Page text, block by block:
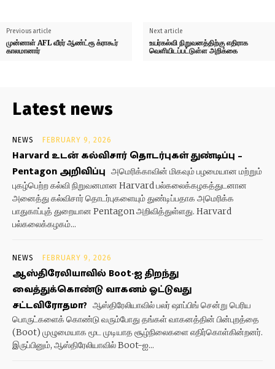
Previous article
முன்னாள் AFL வீரர் ஆண்ட்ரூ க்ராகூர்
காலமானார்
Next article
உயர்கல்வி நிறுவனத்திற்கு எதிராக
வெளியிடப்பட்டுள்ள அறிக்கை
Latest news
NEWS FEBRUARY 9, 2026
Harvard உடன் கல்விசார் தொடர்புகள் துண்டிப்பு –
Pentagon அறிவிப்பு அமெரிக்காவின் மிகவும் பழமையான மற்றும்
புகழ்பெற்ற கல்வி நிறுவனமான Harvard பல்கலைக்கழகத்துடனான
அனைத்து கல்விசார் தொடர்புகளையும் துண்டிப்பதாக அமெரிக்க
பாதுகாப்புத் துறையான Pentagon அறிவித்துள்ளது. Harvard
பல்கலைக்கழகம்...
NEWS FEBRUARY 9, 2026
ஆஸ்திரேலியாவில் Boot-ஐ திறந்து
வைத்துக்கொண்டு வாகனம் ஓட்டுவது
சட்டவிரோதமா? ஆஸ்திரேலியாவில் பலர் ஷாப்பிங் சென்று பெரிய
பொருட்களைக் கொண்டு வரும்போது தங்கள் வாகனத்தின் பின்புறத்தை
(Boot) முழுமையாக மூட முடியாத சூழ்நிலைகளை எதிர்கொள்கின்றனர்.
இருப்பினும், ஆஸ்திரேலியாவில் Boot-ஐ...